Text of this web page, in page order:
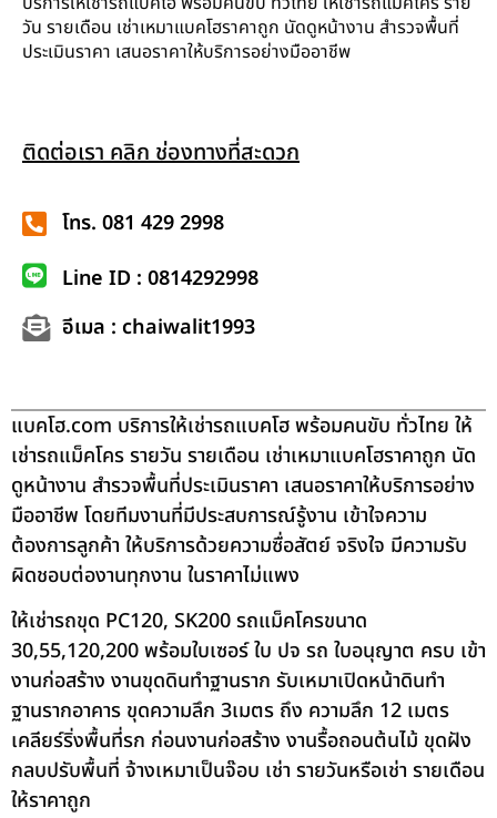
วัน รายเดือน เช่าเหมาแบคโฮราคาถูก นัดดูหน้างาน สำรวจพื้นที่
ประเมินราคา เสนอราคาให้บริการอย่างมืออาชีพ
ติดต่อเรา คลิก ช่องทางที่สะดวก
โทร. 081 429 2998
Line ID : 0814292998
อีเมล : chaiwalit1993
แบคโฮ.com บริการให้เช่ารถแบคโฮ พร้อมคนขับ ทั่วไทย ให้
เช่ารถแม็คโคร รายวัน รายเดือน เช่าเหมาแบคโฮราคาถูก นัด
ดูหน้างาน สำรวจพื้นที่ประเมินราคา เสนอราคาให้บริการอย่าง
มืออาชีพ โดยทีมงานที่มีประสบการณ์รู้งาน เข้าใจความ
ต้องการลูกค้า ให้บริการด้วยความซื่อสัตย์ จริงใจ มีความรับ
ผิดชอบต่องานทุกงาน ในราคาไม่แพง
ให้เช่ารถขุด PC120, SK200 รถแม็คโครขนาด
30,55,120,200 พร้อมใบเซอร์ ใบ ปจ รถ ใบอนุญาต ครบ เข้า
งานก่อสร้าง งานขุดดินทำฐานราก รับเหมาเปิดหน้าดินทำ
ฐานรากอาคาร ขุดความลึก 3เมตร ถึง ความลึก 12 เมตร
เคลียร์ริ่งพื้นที่รก ก่อนงานก่อสร้าง งานรื้อถอนต้นไม้ ขุดฝัง
กลบปรับพื้นที่ จ้างเหมาเป็นจ๊อบ เช่า รายวันหรือเช่า รายเดือน
ให้ราคาถูก